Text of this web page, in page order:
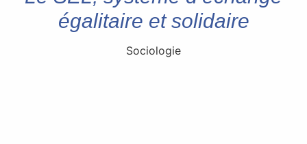
égalitaire et solidaire
Sociologie